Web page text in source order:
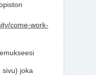
come-work-
joka